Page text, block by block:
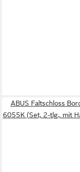
ABUS Faltschloss
6055K (Set, 2-tlg., mit